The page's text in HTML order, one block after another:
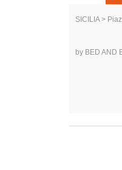
SICILIA >
by BED AND